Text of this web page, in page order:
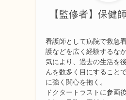
【監修者】保健
看護師として病院で救急
護などを広く経験するな
気により、過去の生活を
んを数多く目にすること
に強く関心を抱く。
ドクタートラストに参画